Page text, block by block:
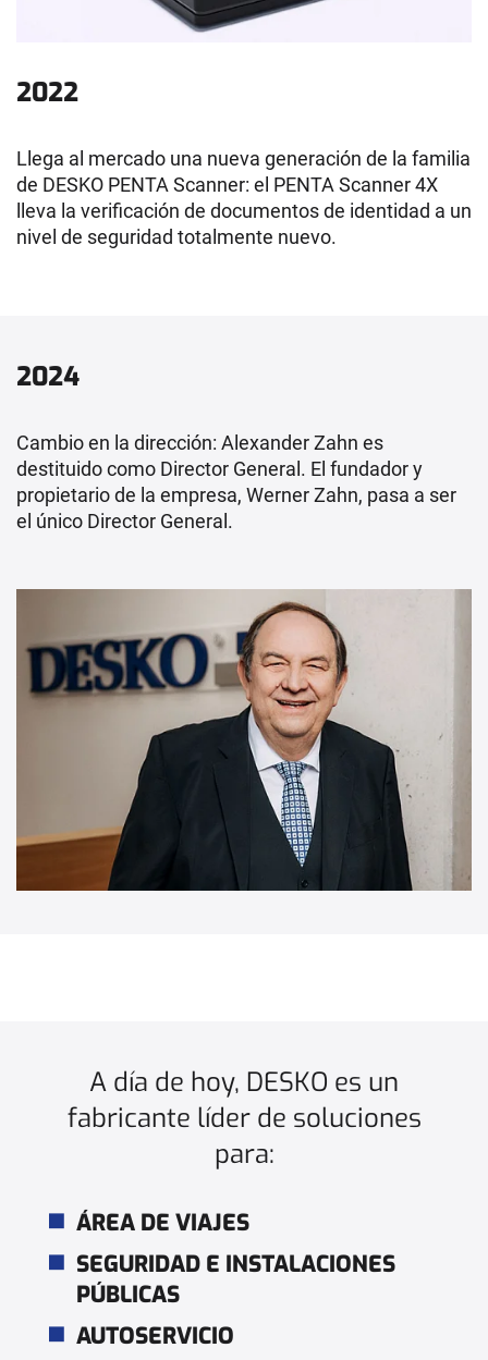
2022
Llega al mercado una nueva generación de la familia
de DESKO PENTA Scanner: el PENTA Scanner 4X
lleva la verificación de documentos de identidad a un
nivel de seguridad totalmente nuevo.
2024
Cambio en la dirección: Alexander Zahn es
destituido como Director General. El fundador y
propietario de la empresa, Werner Zahn, pasa a ser
el único Director General.
A día de hoy, DESKO es un
fabricante líder de soluciones
para:
ÁREA DE VIAJES
SEGURIDAD E INSTALACIONES
PÚBLICAS
AUTOSERVICIO